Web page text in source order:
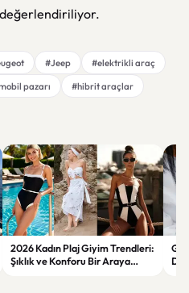
#Jeep
#elektrikli araç
pazarı #hibrit araçlar
2026 Kadın Plaj Giyim Trendleri:
Şıklık ve Konforu Bir Araya